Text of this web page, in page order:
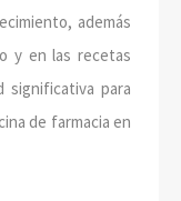
además
y en las recetas
significativa para
de farmacia en